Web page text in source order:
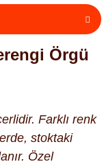
Örgü
Farklı renk
stoktaki
Özel